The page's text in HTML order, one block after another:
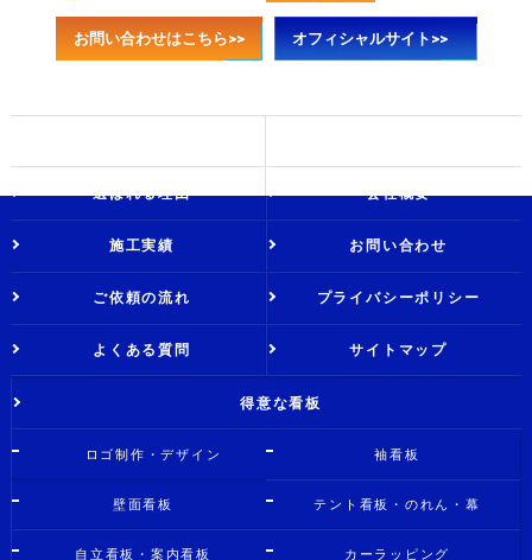
お問い合わせはこちら>> オフィシャルサイト>>
選ばれる理由 会社概要
施工実績 お問い合わせ
ご依頼の流れ プライバシーポリシー
よくある質問 サイトマップ
得意な看板
ロゴ制作・デザイン 袖看板
壁面看板 テント看板・のれん・幕
自立看板・案内看板 カーラッピング